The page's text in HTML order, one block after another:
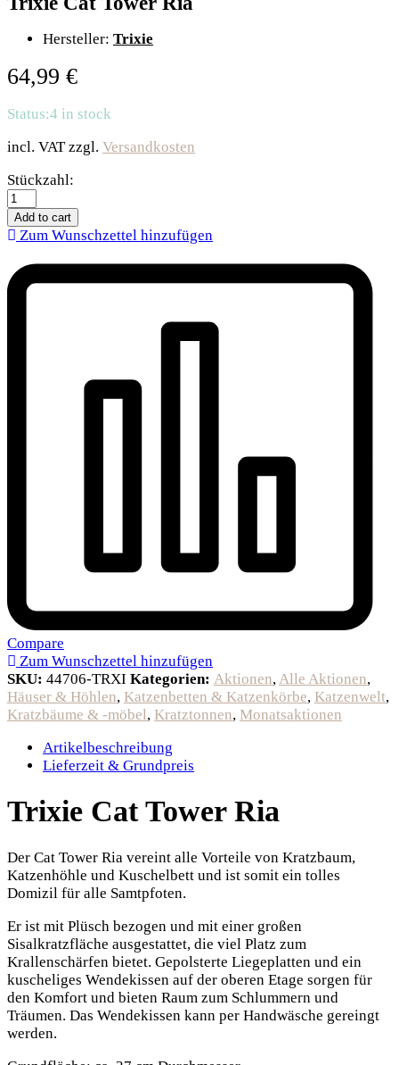
Hersteller: Trixie
64,99 €
Status:4 in stock
incl. VAT zzgl. Versandkosten
Trixie
Cat
Tower
Ria
Stückzahl:
Add to cart
Zum Wunschzettel hinzufügen
Compare
Zum Wunschzettel hinzufügen
SKU: 44706-TRXI Kategorien: Aktionen, Alle Aktionen,
Häuser & Höhlen, Katzenbetten & Katzenkörbe, Katzenwelt,
Kratzbäume & -möbel, Kratztonnen, Monatsaktionen
Artikelbeschreibung
Lieferzeit & Grundpreis
Trixie Cat Tower Ria
Der Cat Tower Ria vereint alle Vorteile von Kratzbaum,
Katzenhöhle und Kuschelbett und ist somit ein tolles
Domizil für alle Samtpfoten.
Er ist mit Plüsch bezogen und mit einer großen
Sisalkratzfläche ausgestattet, die viel Platz zum
Krallenschärfen bietet. Gepolsterte Liegeplatten und ein
kuscheliges Wendekissen auf der oberen Etage sorgen für
den Komfort und bieten Raum zum Schlummern und
Träumen. Das Wendekissen kann per Handwäsche gereingt
werden.